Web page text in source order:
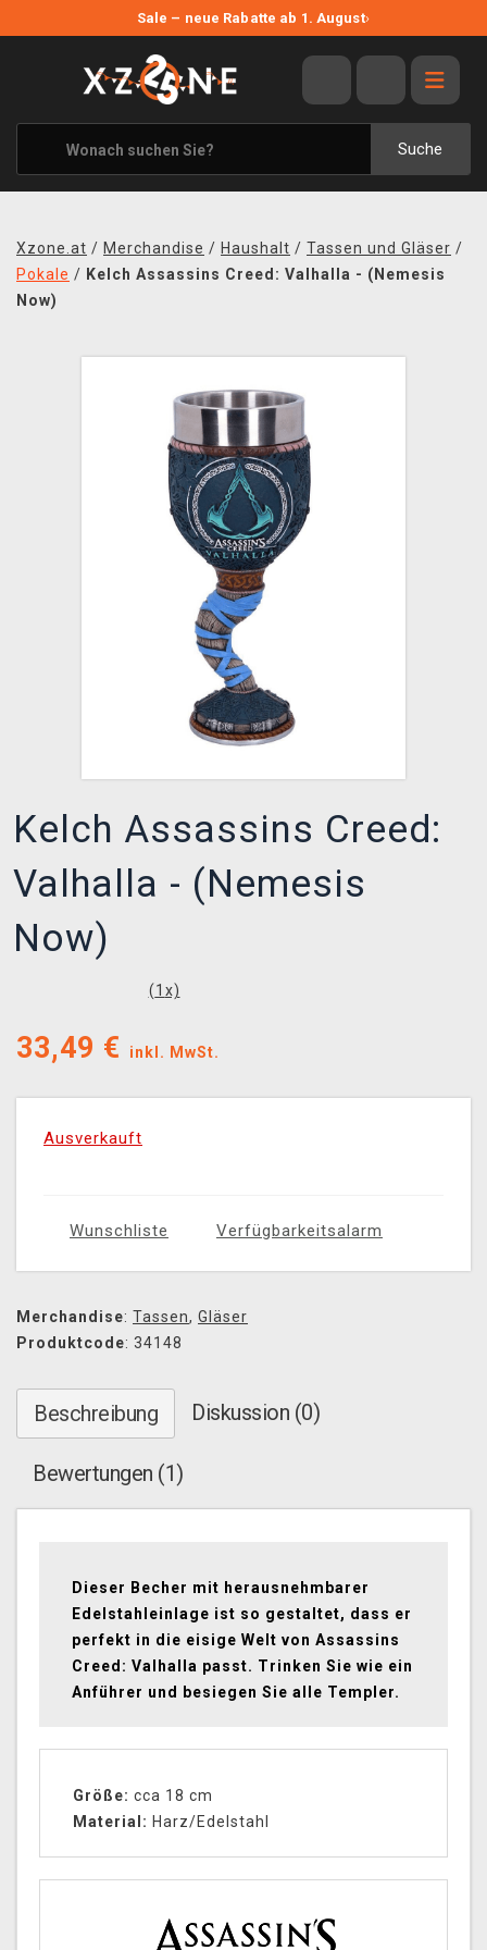
Sale – neue Rabatte ab 1. August›
Suche
ANGEBOTE
ALLE MARKEN
XZONE ORIGINALS
KLEIDUNG & ACCESSOIRES
BÜCHER & COMICS
Xzone.at / Merchandise / Haushalt / Tassen und Gläser /
Pokale / Kelch Assassins Creed: Valhalla - (Nemesis
Now)
Kelch Assassins Creed:
Valhalla - (Nemesis
Now)
(1 x)
33,49 € inkl. MwSt.
Ausverkauft
Wunschliste Verfügbarkeitsalarm
Merchandise: Tassen, Gläser
Produktcode: 34148
Beschreibung Diskussion (0)
Bewertungen (1)
Dieser Becher mit herausnehmbarer
Edelstahleinlage ist so gestaltet, dass er
perfekt in die eisige Welt von Assassins
Creed: Valhalla passt. Trinken Sie wie ein
Anführer und besiegen Sie alle Templer.
Größe: cca 18 cm
Material: Harz/Edelstahl